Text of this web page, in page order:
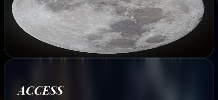
Price
￥35,300〜
Meal option￥5,500〜
月を見に行くGo to meet the moonReservation
ACCESS